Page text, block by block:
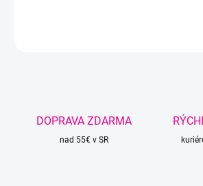
DOPRAVA ZDARMA
nad 55€ v SR